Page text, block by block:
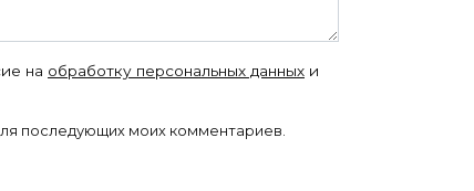
на обработку персональных данных и
последующих моих комментариев.